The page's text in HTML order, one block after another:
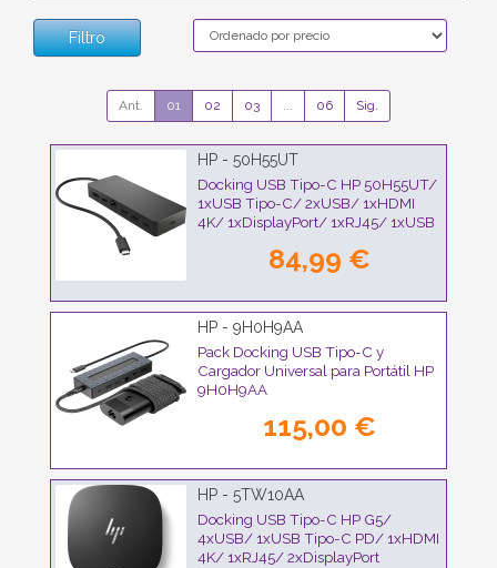
Filtro
Ant. 01 02 03 ... 06 Sig.
HP - 50H55UT
Docking USB Tipo-C HP 50H55UT/
1xUSB Tipo-C/ 2xUSB/ 1xHDMI
4K/ 1xDisplayPort/ 1xRJ45/ 1xUSB
84,99 €
HP - 9H0H9AA
Pack Docking USB Tipo-C y
Cargador Universal para Portátil HP
9H0H9AA
115,00 €
HP - 5TW10AA
Docking USB Tipo-C HP G5/
4xUSB/ 1xUSB Tipo-C PD/ 1xHDMI
4K/ 1xRJ45/ 2xDisplayPort